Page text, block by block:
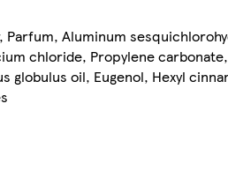
Aluminum
chloride, Propylene
oil, Eugenol, Hexyl